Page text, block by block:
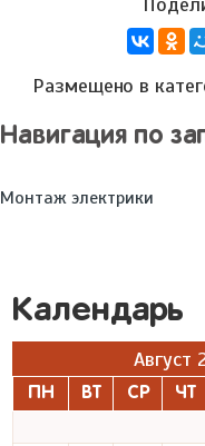
Размещено в
Навигация по
Монтаж электрики
Календарь
Август
ПН ВТ СР ЧТ